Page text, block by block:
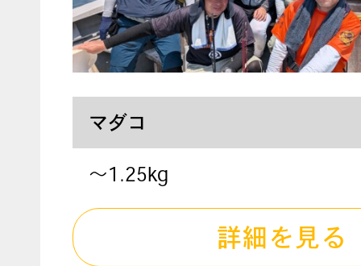
マダコ
〜1.25kg
詳細を見る